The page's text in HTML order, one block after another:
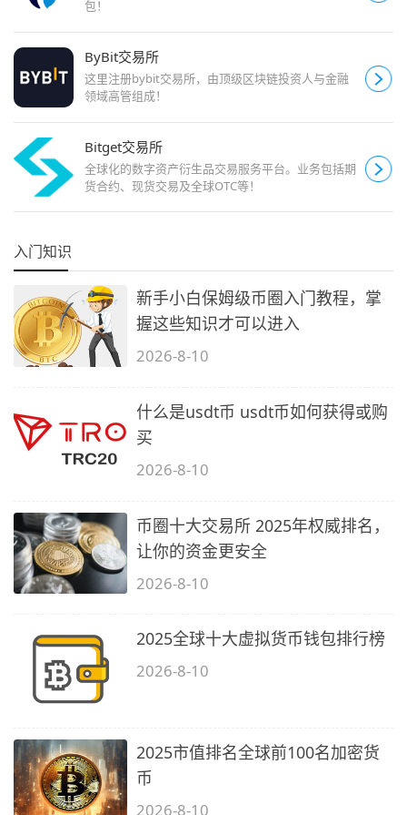
包！
ByBit交易所
这里注册bybit交易所，由顶级区块链投资人与金融
领域高管组成！
Bitget交易所
全球化的数字资产衍生品交易服务平台。业务包括期
货合约、现货交易及全球OTC等！
入门知识
新手小白保姆级币圈入门教程，掌
握这些知识才可以进入
2026-8-10
什么是usdt币 usdt币如何获得或购
买
2026-8-10
币圈十大交易所 2025年权威排名，
让你的资金更安全
2026-8-10
2025全球十大虚拟货币钱包排行榜
2026-8-10
2025市值排名全球前100名加密货
币
2026-8-10